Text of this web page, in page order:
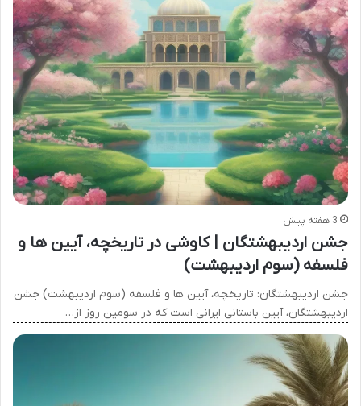
3 هفته پیش
جشن اردیبهشتگان | کاوشی در تاریخچه، آیین ها و
فلسفه (سوم اردیبهشت)
جشن اردیبهشتگان: تاریخچه، آیین ها و فلسفه (سوم اردیبهشت) جشن
اردیبهشتگان، آیین باستانی ایرانی است که در سومین روز از…